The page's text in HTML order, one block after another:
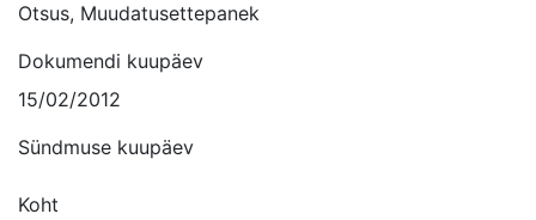
Otsus, Muudatusettepanek
Dokumendi kuupäev
15/02/2012
Sündmuse kuupäev
Koht